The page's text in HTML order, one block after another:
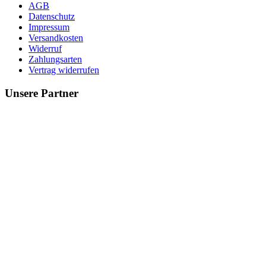
AGB
Datenschutz
Impressum
Versandkosten
Widerruf
Zahlungsarten
Vertrag widerrufen
Unsere Partner